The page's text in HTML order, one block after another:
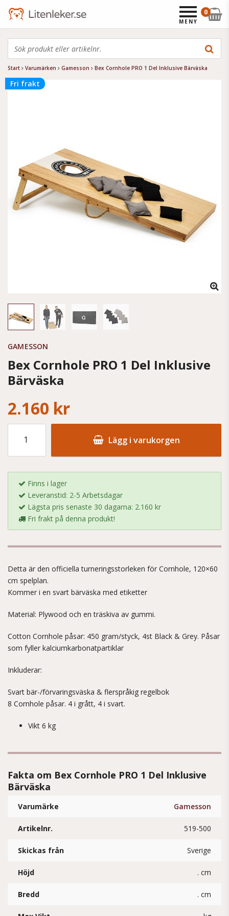
Start Varumärken Gamesson Bex Cornhole PRO 1 Del Inklusive Bärväska
Fri frakt
GAMESSON
Bex Cornhole PRO 1 Del Inklusive
Bärväska
2.160 kr
Lägg i varukorgen
Finns i lager
Leveranstid: 2-5 Arbetsdagar
Lägsta pris senaste 30 dagarna: 2.160 kr
Fri frakt på denna produkt!
Detta är den officiella turneringsstorleken för Cornhole, 120×60
cm spelplan.
Kommer i en svart bärväska med etiketter
Material: Plywood och en träskiva av gummi.
Cotton Cornhole påsar: 450 gram/styck, 4st Black & Grey. Påsar
som fyller kalciumkarbonatpartiklar
Inkluderar:
Svart bär-/förvaringsväska & flerspråkig regelbok
8 Cornhole påsar. 4 i grått, 4 i svart.
Vikt 6 kg
Fakta om Bex Cornhole PRO 1 Del Inklusive
Bärväska
Varumärke Gamesson
Artikelnr. 519-500
Skickas från Sverige
Höjd . cm
Bredd . cm
0
MENY